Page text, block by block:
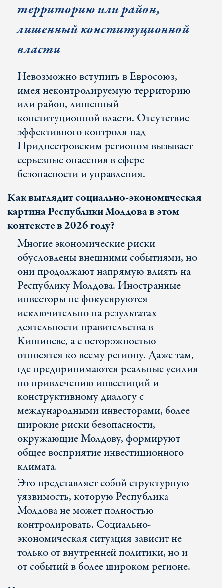
территорию или район,
лишенный конституционной
власти
Невозможно вступить в Евросоюз,
имея неконтролируемую территорию
или район, лишенный
конституционной власти. Отсутствие
эффективного контроля над
Приднестровским регионом вызывает
серьезные опасения в сфере
безопасности и управления.
Как выглядит социально-экономическая
картина Республики Молдова в этом
контексте в 2026 году?
Многие экономические риски
обусловлены внешними событиями, но
они продолжают напрямую влиять на
Республику Молдова. Иностранные
инвесторы не фокусируются
исключительно на результатах
деятельности правительства в
Кишиневе, а с осторожностью
относятся ко всему региону. Даже там,
где предпринимаются реальные усилия
по привлечению инвестиций и
конструктивному диалогу с
международными инвесторами, более
широкие риски безопасности,
окружающие Молдову, формируют
общее восприятие инвестиционного
климата.
Это представляет собой структурную
уязвимость, которую Республика
Молдова не может полностью
контролировать. Социально-
экономическая ситуация зависит не
только от внутренней политики, но и
от событий в более широком регионе.